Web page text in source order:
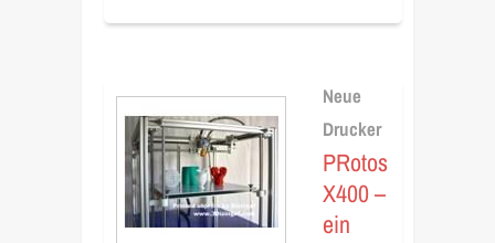
Neue
Drucker
PRotos
X400 –
ein